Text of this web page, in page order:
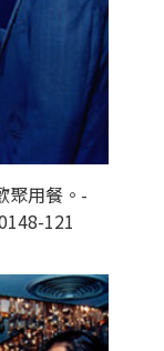
聚用餐。-
121